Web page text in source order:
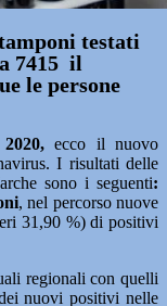
testati
7415 il
le persone
2020,ecco il nuovo
I risultati delle
sono i seguenti:
, nel percorso nuove
31,90 %) di positivi
regionali con quelli
nuovi positivi nelle